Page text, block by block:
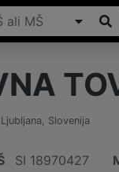
Ljubljana, Slovenija
SI 18970427